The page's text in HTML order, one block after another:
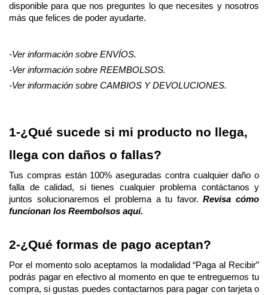
disponible para que nos preguntes lo que necesites y nosotros
más que felices de poder ayudarte.
-Ver información sobre ENVÍOS.
-Ver información sobre REEMBOLSOS.
-Ver información sobre CAMBIOS Y DEVOLUCIONES.
1-¿Qué sucede si mi producto no llega,
llega con daños o fallas?
Tus compras están 100% aseguradas contra cualquier daño o
falla de calidad, si tienes cualquier problema contáctanos y
juntos solucionaremos el problema a tu favor. Revisa cómo
funcionan los Reembolsos aquí.
2-¿Qué formas de pago aceptan?
Por el momento solo aceptamos la modalidad “Paga al Recibir”
podrás pagar en efectivo al momento en que te entreguemos tu
compra, si gustas puedes contactarnos para pagar con tarjeta o